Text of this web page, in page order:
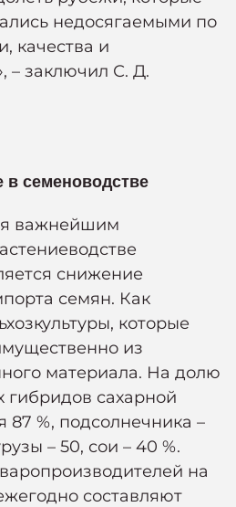
недосягаемыми по
качества и
– заключил С. Д.
семеноводстве
важнейшим
снижение
семян. Как
которые
из
материала. На долю
сахарной
87 %, подсолнечника –
– 50, сои – 40 %.
на
составляют